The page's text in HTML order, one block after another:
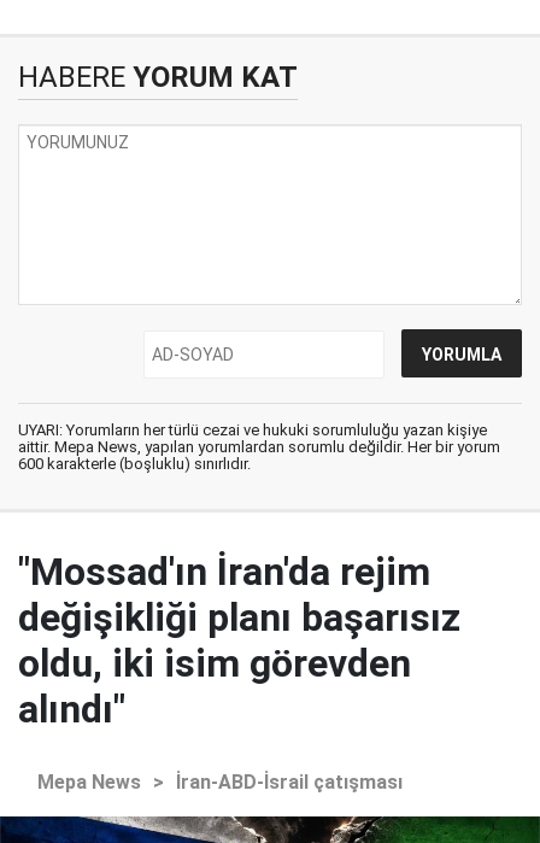
HABERE YORUM KAT
UYARI: Yorumların her türlü cezai ve hukuki sorumluluğu yazan kişiye
aittir. Mepa News, yapılan yorumlardan sorumlu değildir. Her bir yorum
600 karakterle (boşluklu) sınırlıdır.
"Mossad'ın İran'da rejim
değişikliği planı başarısız
oldu, iki isim görevden
alındı"
Mepa News > İran-ABD-İsrail çatışması